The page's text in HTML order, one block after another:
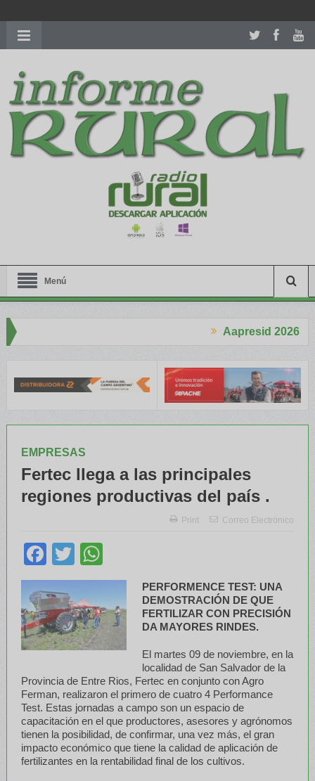
richardmillereplica
women.patekphilippe.tofor sale in usa recognized command with
dining room table ceremony. welcome to our
perfectwatches.is
shop. best youngsexdoll.comwith professional customer
services. 1: 1 design high
https://reallydiamond.com/
Menú
Aapresid 2026
EMPRESAS
Fertec llega a las principales
regiones productivas del país .
Print Correo Electrónico
Facebook
Twitter
PERFORMENCE TEST: UNA
DEMOSTRACIÓN DE QUE
FERTILIZAR CON PRECISIÓN
DA MAYORES RINDES.
El martes 09 de noviembre, en la
localidad de San Salvador de la
Provincia de Entre Rios, Fertec en conjunto con Agro
Ferman, realizaron el primero de cuatro 4 Performance
Test. Estas jornadas a campo son un espacio de
capacitación en el que productores, asesores y agrónomos
tienen la posibilidad, de confirmar, una vez más, el gran
impacto económico que tiene la calidad de aplicación de
fertilizantes en la rentabilidad final de los cultivos.